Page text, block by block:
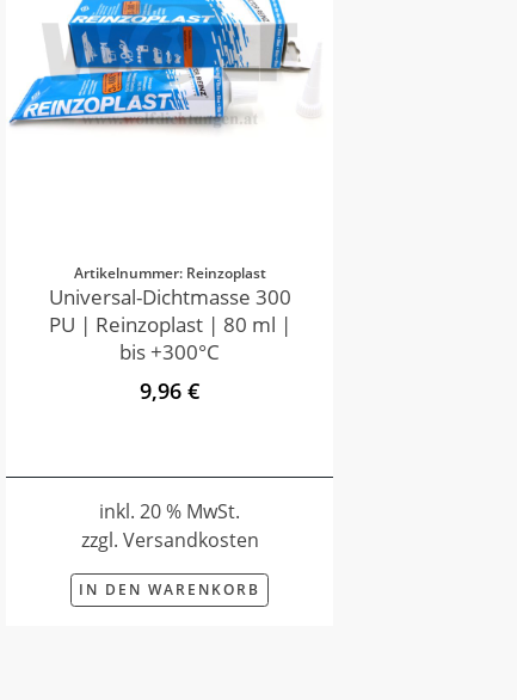
Artikelnummer: Reinzoplast
Universal-Dichtmasse 300
PU | Reinzoplast | 80 ml |
bis +300°C
9,96 €
inkl. 20 % MwSt.
zzgl. Versandkosten
IN DEN WARENKORB